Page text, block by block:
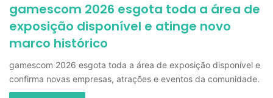
gamescom 2026 esgota toda a área de
exposição disponível e atinge novo
marco histórico
gamescom 2026 esgota toda a área de exposição disponível e
confirma novas empresas, atrações e eventos da comunidade.